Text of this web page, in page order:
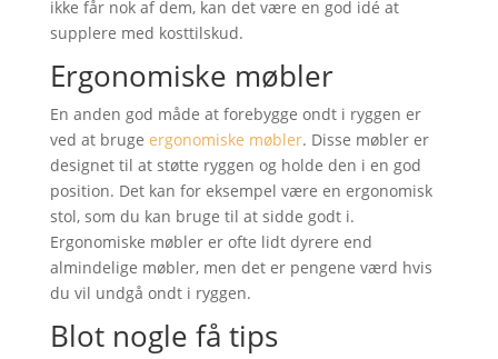
ikke får nok af dem, kan det være en god idé at
supplere med kosttilskud.
Ergonomiske møbler
En anden god måde at forebygge ondt i ryggen er
ved at bruge ergonomiske møbler. Disse møbler er
designet til at støtte ryggen og holde den i en god
position. Det kan for eksempel være en ergonomisk
stol, som du kan bruge til at sidde godt i.
Ergonomiske møbler er ofte lidt dyrere end
almindelige møbler, men det er pengene værd hvis
du vil undgå ondt i ryggen.
Blot nogle få tips